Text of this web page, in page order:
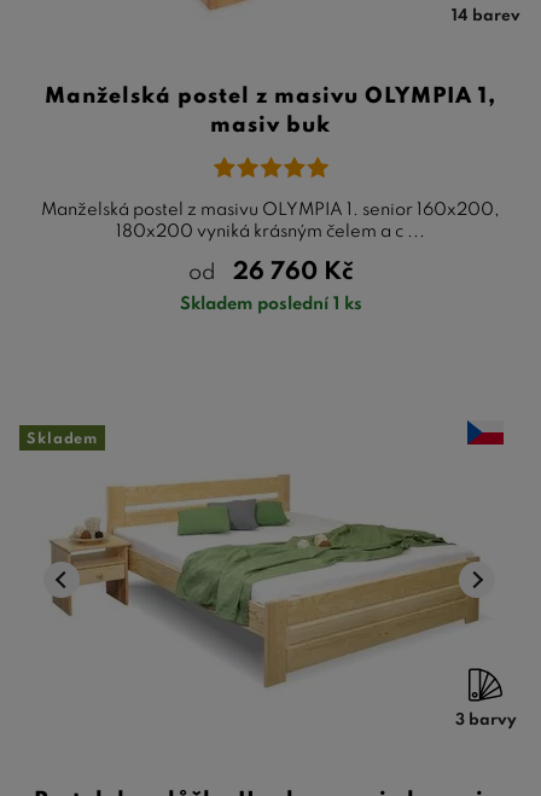
14 barev
Manželská postel z masivu OLYMPIA 1,
masiv buk
Manželská postel z masivu OLYMPIA 1. senior 160x200,
180x200 vyniká krásným čelem a c ...
od 26 760 Kč
Skladem poslední 1 ks
Skladem
3 barvy